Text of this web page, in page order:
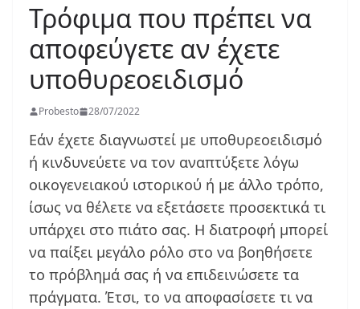
Τρόφιμα που πρέπει να
αποφεύγετε αν έχετε
υποθυρεοειδισμό
Probesto 28/07/2022
Εάν έχετε διαγνωστεί με υποθυρεοειδισμό
ή κινδυνεύετε να τον αναπτύξετε λόγω
οικογενειακού ιστορικού ή με άλλο τρόπο,
ίσως να θέλετε να εξετάσετε προσεκτικά τι
υπάρχει στο πιάτο σας. Η διατροφή μπορεί
να παίξει μεγάλο ρόλο στο να βοηθήσετε
το πρόβλημά σας ή να επιδεινώσετε τα
πράγματα. Έτσι, το να αποφασίσετε τι να